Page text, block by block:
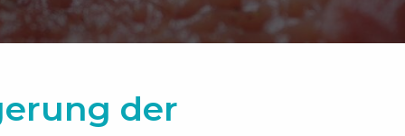
der